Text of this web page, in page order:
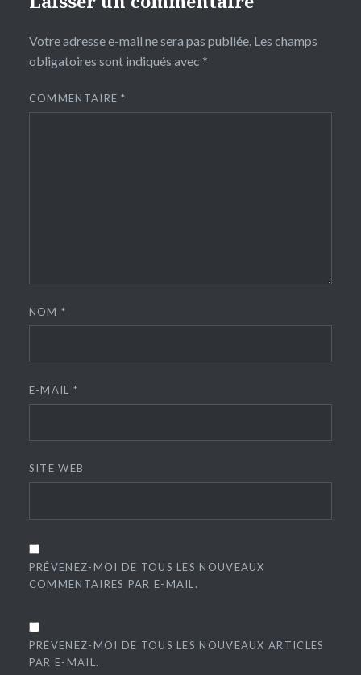
Votre adresse e-mail ne sera pas publiée. Les champs
obligatoires sont indiqués avec *
COMMENTAIRE*
NOM*
E-MAIL *
SITE WEB
PRÉVENEZ-MOI DE TOUS LES NOUVEAUX
COMMENTAIRES PAR E-MAIL.
PRÉVENEZ-MOI DE TOUS LES NOUVEAUX ARTICLES
PAR E-MAIL.